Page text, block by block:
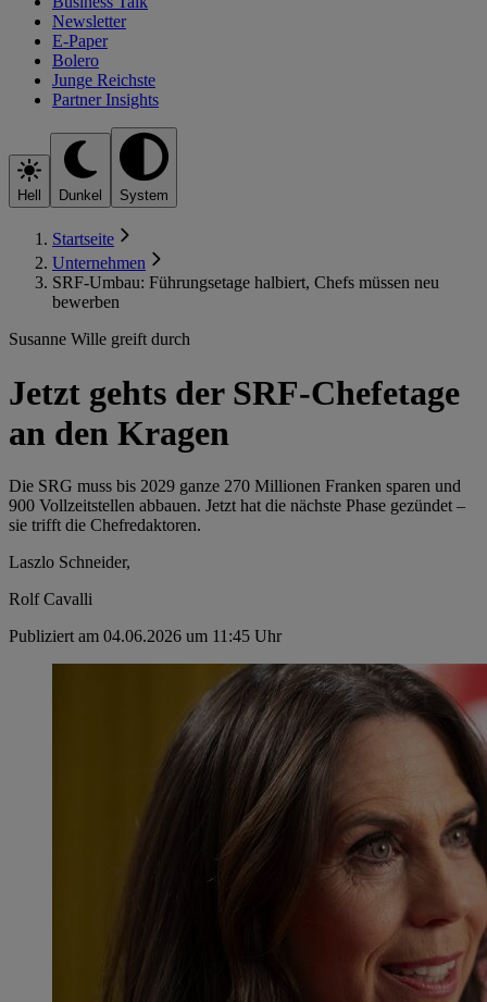
Newsletter
E-Paper
Bolero
Junge Reichste
Partner Insights
Hell Dunkel System
Startseite
Unternehmen
SRF-Umbau: Führungsetage halbiert, Chefs müssen neu
bewerben
Susanne Wille greift durch
Jetzt gehts der SRF-Chefetage
an den Kragen
Die SRG muss bis 2029 ganze 270 Millionen Franken sparen und
900 Vollzeitstellen abbauen. Jetzt hat die nächste Phase gezündet –
sie trifft die Chefredaktoren.
Laszlo Schneider,
Rolf Cavalli
Publiziert am 04.06.2026 um 11:45 Uhr